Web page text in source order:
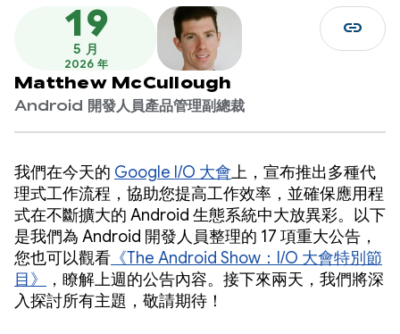
19
5 月
2026 年
Matthew McCullough
Android 開發人員產品管理副總裁
link
我們在今天的 Google I/O 大會上，宣布推出多種代
理式工作流程，協助您提高工作效率，並確保應用程
式在不斷擴大的 Android 生態系統中大放異彩。以下
是我們為 Android 開發人員整理的 17 項重大公告，
您也可以觀看 《The Android Show：I/O 大會特別節
目》
，瞭解上週的公告內容。接下來兩天，我們將深
入探討所有主題，敬請期待！